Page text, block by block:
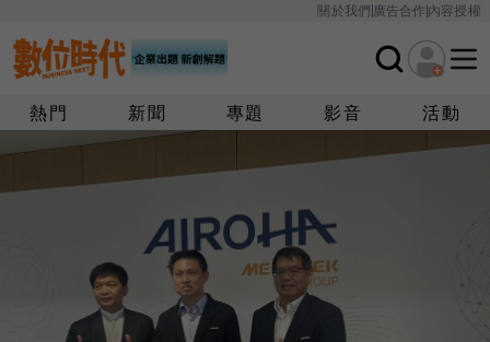
關於我們廣告合作內容授權
熱門 新聞 專題 影音 活動